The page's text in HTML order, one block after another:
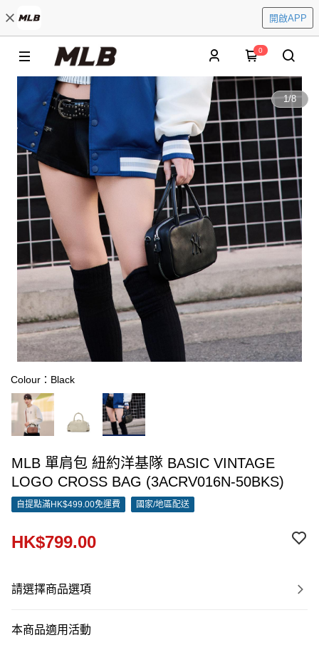
開啟APP
0
1/8
Colour：Black
MLB 單肩包 紐約洋基隊 BASIC VINTAGE
LOGO CROSS BAG (3ACRV016N-50BKS)
自提點滿HK$499.00免運費 國家/地區配送
HK$799.00
請選擇商品選項
本商品適用活動